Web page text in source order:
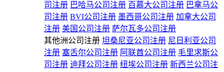
司注册 巴哈马公司注册 百慕大公司注册 巴拿马公
司注册 BVI公司注册 墨西哥公司注册 加拿大公司
注册 美国公司注册 萨尔瓦多公司注册
其他洲公司注册 坦桑尼亚公司注册 尼日利亚公司
注册 塞舌尔公司注册 阿联酋公司注册 毛里求斯公
司注册 迪拜公司注册 纽埃公司注册 新西兰公司注